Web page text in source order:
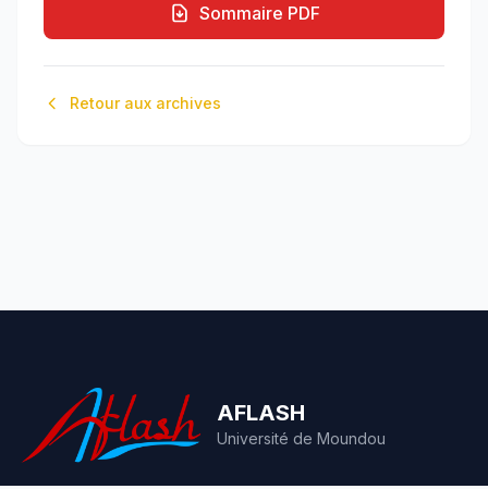
Sommaire PDF
Retour aux archives
AFLASH
Université de Moundou